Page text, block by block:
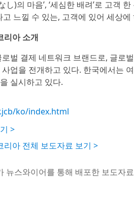
し)의 마음’, ‘세심한 배려’로 고객
고 느낄 수 있는, 고객에 있어 세상
리아 소개
로벌 결제 네트워크 브랜드로, 글로
업을 전개하고 있다. 한국에서는
실시하고 있다.
ko/index.html
>
아 전체 보도자료 보기 >
뉴스와이어를 통해 배포한 보도자